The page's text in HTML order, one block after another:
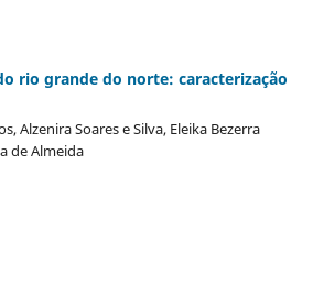
rio grande do norte: caracterização
Alzenira Soares e Silva, Eleika Bezerra
de Almeida